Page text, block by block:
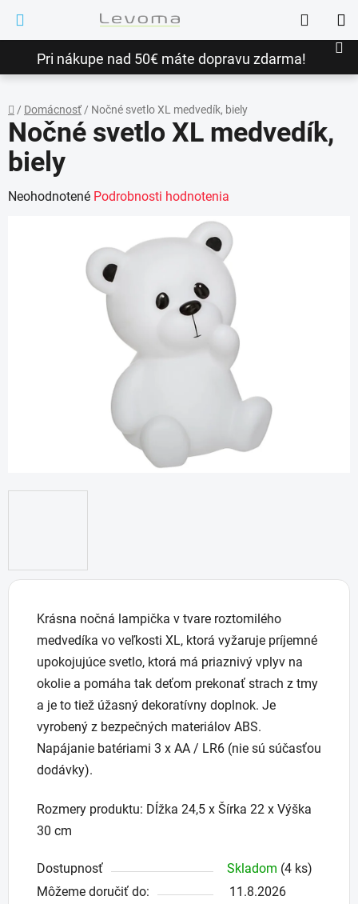
obsah
Pri nákupe nad 50€ máte dopravu zdarma!
Hľadať
Domov
/ Domácnosť/ Nočné svetlo XL medvedík, biely
Krásna nočná lampička v tvare roztomilého
medvedíka vo veľkosti XL, ktorá vyžaruje príjemné
upokojujúce svetlo, ktorá má priaznivý vplyv na
okolie a pomáha tak deťom prekonať strach z tmy
a je to tiež úžasný dekoratívny doplnok. Je
vyrobený z bezpečných materiálov ABS.
Napájanie batériami 3 x AA / LR6 (nie sú súčasťou
dodávky).
Rozmery produktu: Dĺžka 24,5 x Šírka 22 x Výška
30 cm
Dostupnosť Skladom (4 ks)
Môžeme doručiť do:
11.8.2026
Nočné svetlo XL medvedík,
biely
Priemerné
Neohodnotené Podrobnosti hodnotenia